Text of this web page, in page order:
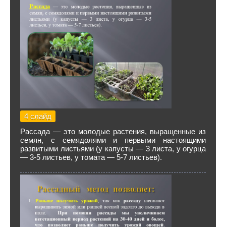
4 слайд
Рассада — это молодые растения, выращенные из
семян, с семядолями и первыми настоящими
развитыми листьями (у капусты — 3 листа, у огурца
— 3-5 листьев, у томата — 5-7 листьев).